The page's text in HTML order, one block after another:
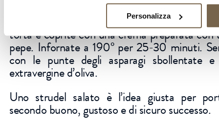
Personalizza
gambi con le patate per 6 minuti. Scolate le
patate a fettine. Distribuite patate e
torta e coprite con una crema preparata con
pepe. Infornate a 190° per 25-30 minuti.
con le punte degli asparagi sbollentate
extravergine d’oliva.
Uno strudel salato è l’idea giusta per
secondo buono, gustoso e di sicuro successo.